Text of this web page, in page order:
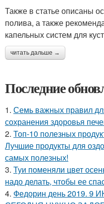
Также в статье описаны
полива, а также
капельных систем для
читать дальше →
Последние
1. Семь важных правил
сохранения здоровья
2. Топ-10 полезных
Лучшие продукты для
самых полезных!
3. Туи поменяли цвет
надо делать, чтобы ее
4. Федорин день 2019.